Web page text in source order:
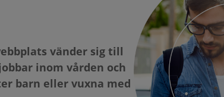
vänder sig till
inom vården och
barn eller vuxna med